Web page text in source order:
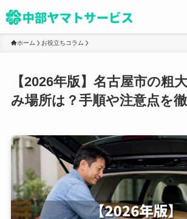
ホーム お役立ちコラム
【2026年版】名古屋市の粗
み場所は？手順や注意点を